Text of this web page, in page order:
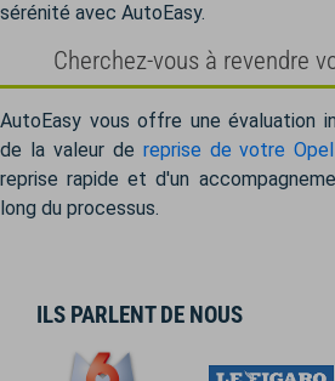
sérénité avec AutoEasy.
Cherchez-vous à revendre
AutoEasy vous offre une évaluation
de la valeur de reprise de votre
reprise rapide et d'un
long du processus.
ILS PARLENT DE NOUS